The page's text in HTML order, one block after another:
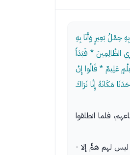
حِمْلُ بَعِيرٍ وَأَنَا بِهِ
الظَّالِمِينَ * فَبَدَأَ
عَلِيمٌ * قَالُوا إِنْ
مَكَانَهُ إِنَّا نَرَاكَ
فلما انطلقوا
ليس لهم همٌّ إلا -